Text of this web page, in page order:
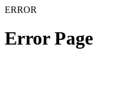
ERROR
Error Page